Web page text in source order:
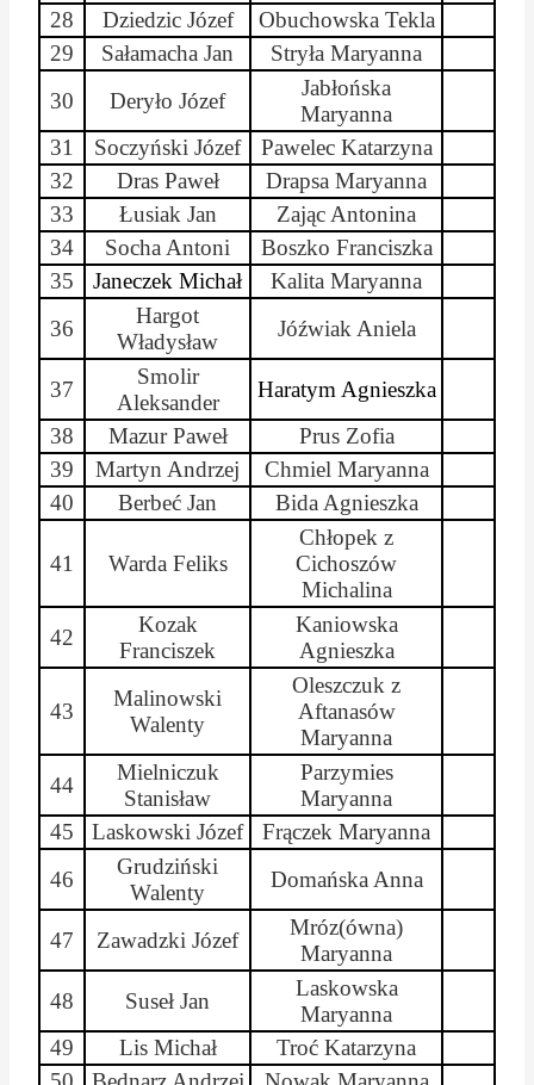
28
Dziedzic Józef
Obuchowska Tekla
29
Sałamacha Jan Stryła Maryanna
30
Deryło Józef
Jabłońska
Maryanna
31
Soczyński Józef
Pawelec Katarzyna
32
DrasPaweł Drapsa Maryanna
33
Łusiak Jan
Zając Antonina
34
Socha Antoni Boszko Franciszka
35
Janeczek Michał Kalita Maryanna
36
Hargot
Władysław
Jóźwiak Aniela
37
Smolir
Aleksander
Haratym Agnieszka
38
Mazur Paweł
Prus Zofia
39
Martyn Andrzej Chmiel Maryanna
40
Berbeć Jan Bida Agnieszka
41 Warda Feliks
Chłopek z
Cichoszów
Michalina
42
Kozak
Franciszek
Kaniowska
Agnieszka
43
Malinowski
Walenty
Oleszczuk z
Aftanasów
Maryanna
44
Mielniczuk
Stanisław
Parzymies
Maryanna
45
Laskowski Józef Frączek Maryanna
46
Grudziński
Walenty
Domańska Anna
47 Zawadzki Józef
Mróz(ówna)
Maryanna
48
Suseł Jan
Laskowska
Maryanna
49
Lis Michał
Troć Katarzyna